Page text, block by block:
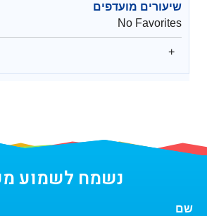
שיעורים מועדפים
No Favorites
נשמח לשמוע
שם